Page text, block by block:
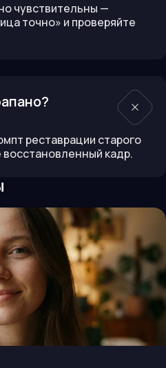
чувствительны —
точно» и проверяйте
реставрации старого
кадр.